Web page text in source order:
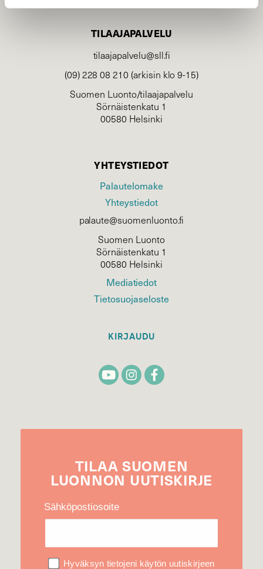
TILAAJAPALVELU
tilaajapalvelu@sll.fi
(09) 228 08 210 (arkisin klo 9-15)
Suomen Luonto/tilaajapalvelu
Sörnäistenkatu 1
00580 Helsinki
YHTEYSTIEDOT
Palautelomake
Yhteystiedot
palaute@suomenluonto.fi
Suomen Luonto
Sörnäistenkatu 1
00580 Helsinki
Mediatiedot
Tietosuojaseloste
KIRJAUDU
TILAA SUOMEN
LUONNON UUTIS­KIRJE
Sähköpostiosoite
Hyväksyn tietojeni käytön uutiskirjeen